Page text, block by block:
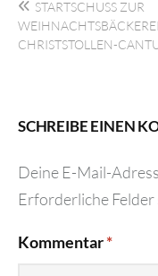
STARTSCHUSS ZUR W
EIHNACHTSBÄCKEREI:
HRISTSTOLLEN-
SCHREIBE EINEN
Deine E-Mail-
Erforderliche Felder
Kommentar*